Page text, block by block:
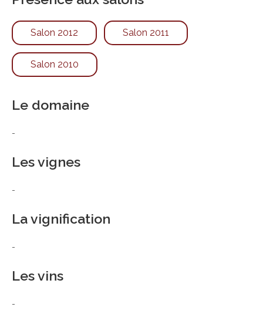
Salon 2012 Salon 2011
Salon 2010
Le domaine
-
Les vignes
-
La vignification
-
Les vins
-